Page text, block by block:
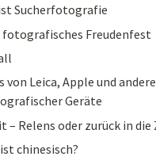
Sucherfotografie
fotografisches Freudenfest
von Leica, Apple und
Geräte
– Relens oder zurück in die
chinesisch?